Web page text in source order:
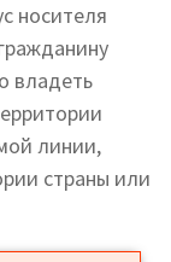
носителя
владеть
линии,
страны или